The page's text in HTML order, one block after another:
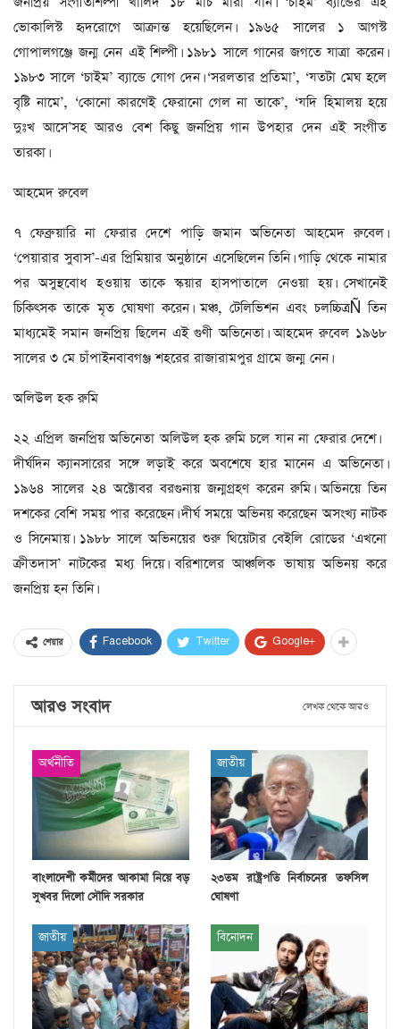
ভোকালিস্ট হৃদরোগে আক্রান্ত হয়েছিলেন। ১৯৬৫ সালের ১ আগস্ট
গোপালগঞ্জে জন্ম নেন এই শিল্পী। ১৯৮১ সালে গানের জগতে যাত্রা করেন।
১৯৮৩ সালে ‘চাইম’ ব্যান্ডে যোগ দেন। ‘সরলতার প্রতিমা’, ‘যতটা মেঘ হলে
বৃষ্টি নামে’, ‘কোনো কারণেই ফেরানো গেল না তাকে’, ‘যদি হিমালয় হয়ে
দুঃখ আসে’সহ আরও বেশ কিছু জনপ্রিয় গান উপহার দেন এই সংগীত
তারকা।
আহমেদ রুবেল
৭ ফেব্রুয়ারি না ফেরার দেশে পাড়ি জমান অভিনেতা আহমেদ রুবেল।
‘পেয়ারার সুবাস’-এর প্রিমিয়ার অনুষ্ঠানে এসেছিলেন তিনি। গাড়ি থেকে নামার
পর অসুস্থবোধ হওয়ায় তাকে স্কয়ার হাসপাতালে নেওয়া হয়। সেখানেই
চিকিৎসক তাকে মৃত ঘোষণা করেন। মঞ্চ, টেলিভিশন এবং চলচ্চিত্রÑ তিন
মাধ্যমেই সমান জনপ্রিয় ছিলেন এই গুণী অভিনেতা। আহমেদ রুবেল ১৯৬৮
সালের ৩ মে চাঁপাইনবাবগঞ্জ শহরের রাজারামপুর গ্রামে জন্ম নেন।
অলিউল হক রুমি
২২ এপ্রিল জনপ্রিয় অভিনেতা অলিউল হক রুমি চলে যান না ফেরার দেশে।
দীর্ঘদিন ক্যানসারের সঙ্গে লড়াই করে অবশেষে হার মানেন এ অভিনেতা।
১৯৬৪ সালের ২৪ অক্টোবর বরগুনায় জন্মগ্রহণ করেন রুমি। অভিনয়ে তিন
দশকের বেশি সময় পার করেছেন। দীর্ঘ সময়ে অভিনয় করেছেন অসংখ্য নাটক
ও সিনেমায়। ১৯৮৮ সালে অভিনয়ের শুরু থিয়েটার বেইলি রোডের ‘এখনো
ক্রীতদাস’ নাটকের মধ্য দিয়ে। বরিশালের আঞ্চলিক ভাষায় অভিনয় করে
জনপ্রিয় হন তিনি।
শেয়ার Facebook Twitter Google+
আরও সংবাদ লেখক থেকে আরও
অর্থনীতি
বাংলাদেশী কর্মীদের আকামা নিয়ে বড়
সুখবর দিলো সৌদি সরকার
জাতীয়
২৩তম রাষ্ট্রপতি নির্বাচনের তফসিল
ঘোষণা
জাতীয় বিনোদন